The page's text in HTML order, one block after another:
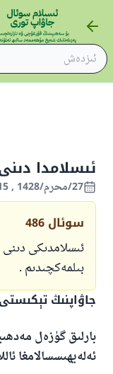
ئىسلامدا
27/محرم/1428 , 15/فېۋرال/2007
سوئال 486
ئىسلامدىكى دىنى
بىلمەكچىدىم .
جاۋاپنىڭ تېكىستى
بارلىق گۈزەل
ئەلەيھىسسالامغا